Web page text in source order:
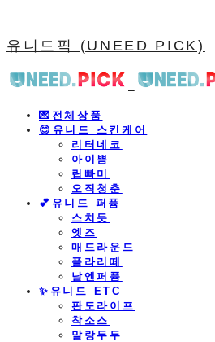
유니드픽 (UNEED PICK)
💌전체상품
😊유니드 스킨케어
리터네코
아이쁨
립빠미
오직청춘
💕유니드 퍼퓸
스치듯
엣즈
매드라운드
플라리떼
날엔퍼퓸
​✨유니드 ETC
판도라이프
착소스
말랑두두